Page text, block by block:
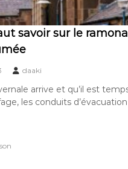
savoir sur le
daaki
arrive et qu’il est
les conduits